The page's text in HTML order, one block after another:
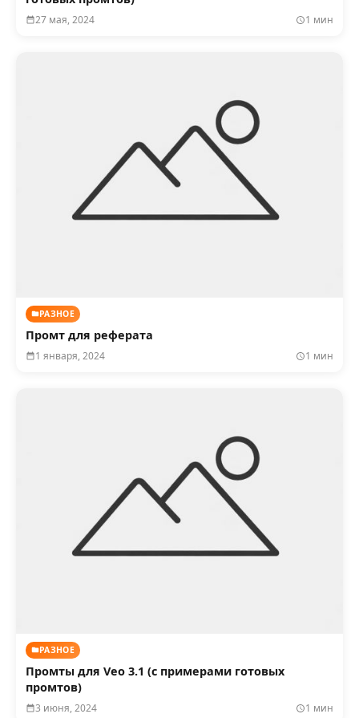
27 мая, 2024 1 мин
РАЗНОЕ
Промт для реферата
1 января, 2024 1 мин
РАЗНОЕ
Промты для Veo 3.1 (с примерами готовых
промтов)
3 июня, 2024 1 мин